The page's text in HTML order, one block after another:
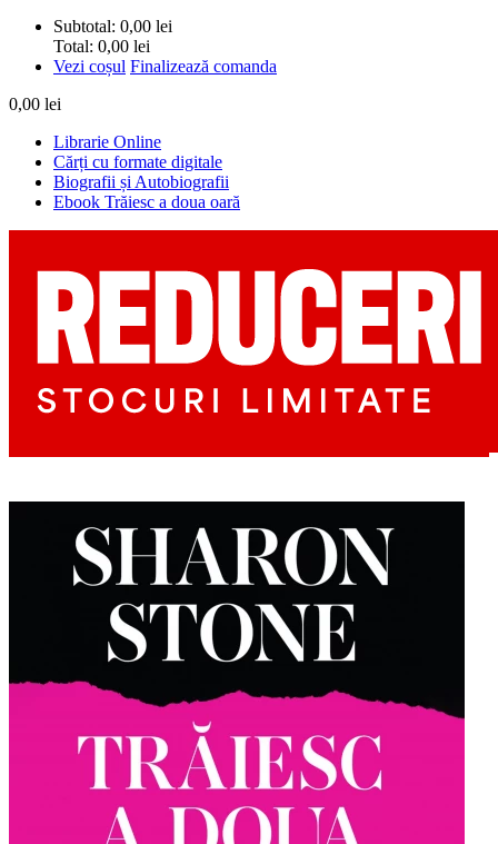
Subtotal: 0,00 lei
Total: 0,00 lei
Vezi coșul Finalizează comanda
0,00 lei
Librarie Online
Cărți cu formate digitale
Biografii și Autobiografii
Ebook Trăiesc a doua oară